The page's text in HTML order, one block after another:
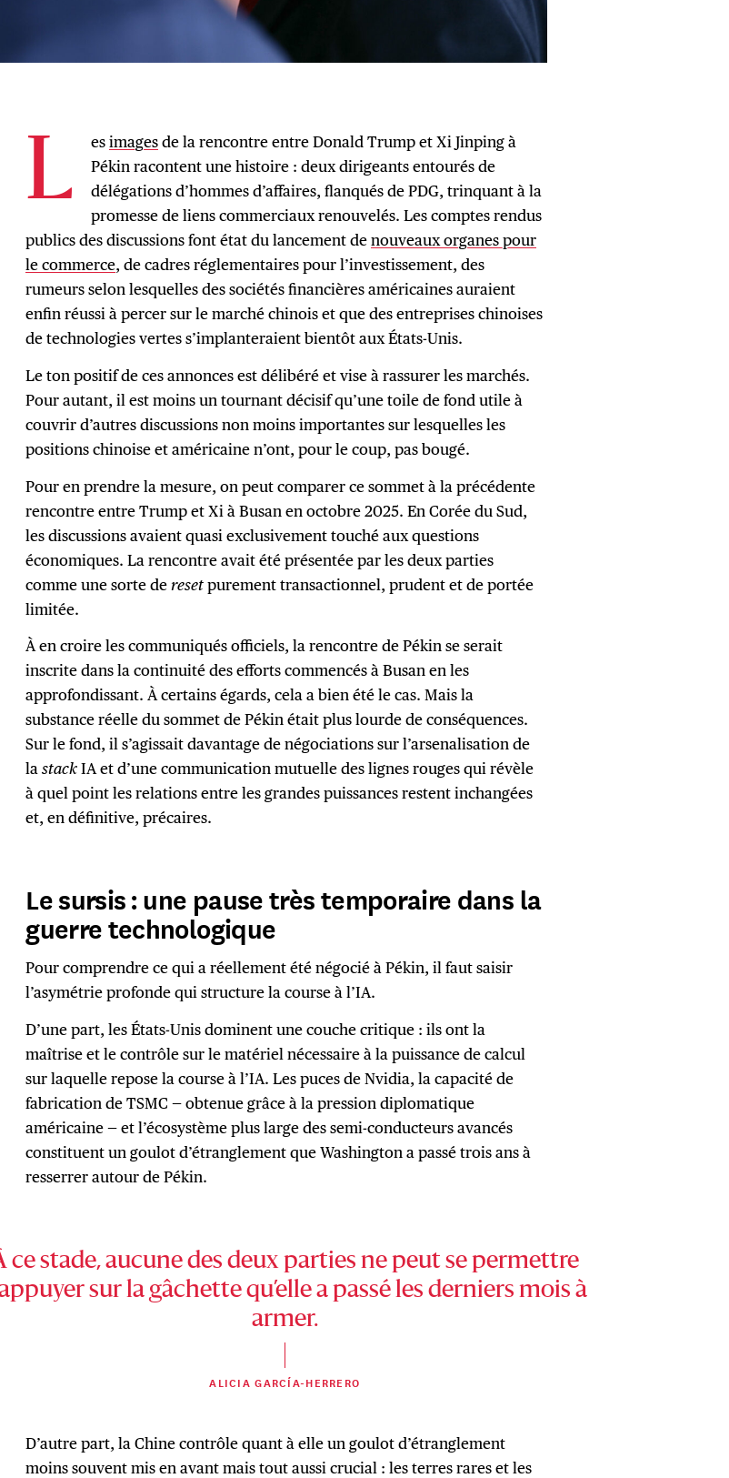
L esimagesde la rencontre entre Donald Trump et Xi Jinping à
Pékin racontent une histoire : deux dirigeants entourés de
délégations d’hommes d’affaires, flanqués de PDG, trinquant à la
promesse de liens commerciaux renouvelés. Les comptes rendus
publics des discussions font état du lancement denouveaux organes pour
le commerce, de cadres réglementaires pour l’investissement, des
rumeurs selon lesquelles des sociétés financières américaines auraient
enfin réussi à percer sur le marché chinois et que des entreprises chinoises
de technologies vertes s’implanteraient bientôt aux États-Unis.
Le ton positif de ces annonces est délibéré et vise à rassurer les marchés.
Pour autant, il est moins un tournant décisif qu’une toile de fond utile à
couvrir d’autres discussions non moins importantes sur lesquelles les
positions chinoise et américaine n’ont, pour le coup, pas bougé.
Pour en prendre la mesure, on peut comparer ce sommet à la précédente
rencontre entre Trump et Xi à Busan en octobre 2025. En Corée du Sud,
les discussions avaient quasi exclusivement touché aux questions
économiques. La rencontre avait été présentée par les deux parties
comme une sorte de resetpurement transactionnel, prudent et de portée
limitée.
À en croire les communiqués officiels, la rencontre de Pékin se serait
inscrite dans la continuité des efforts commencés à Busan en les
approfondissant. À certains égards, cela a bien été le cas. Mais la
substance réelle du sommet de Pékin était plus lourde de conséquences.
Sur le fond, il s’agissait davantage de négociations sur l’arsenalisation de
lastackIA et d’une communication mutuelle des lignes rouges qui révèle
à quel point les relations entre les grandes puissances restent inchangées
et, en définitive, précaires.
Le sursis : une pause très temporaire dans la
guerre technologique
Pour comprendre ce qui a réellement été négocié à Pékin, il faut saisir
l’asymétrie profonde qui structure la course à l’IA.
D’une part, les États-Unis dominent une couche critique : ils ont la
maîtrise et le contrôle sur le matériel nécessaire à la puissance de calcul
sur laquelle repose la course à l’IA. Les puces de Nvidia, la capacité de
fabrication de TSMC — obtenue grâce à la pression diplomatique
américaine — et l’écosystème plus large des semi-conducteurs avancés
constituent un goulot d’étranglement que Washington a passé trois ans à
resserrer autour de Pékin.
ce stade, aucune des deux parties ne peut se permettre
sur la gâchette qu’elle a passé les derniers mois à
armer.
ALICIA GARCÍA-HERRERO
D’autre part, la Chine contrôle quant à elle un goulot d’étranglement
moins souvent mis en avant mais tout aussi crucial : les terres rares et les